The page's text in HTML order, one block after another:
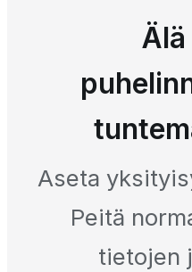
Älä
Aseta
Peitä
tietojen